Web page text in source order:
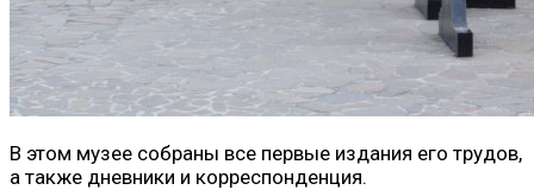
В этом музее собраны все первые издания его трудов,
а также дневники и корреспонденция.